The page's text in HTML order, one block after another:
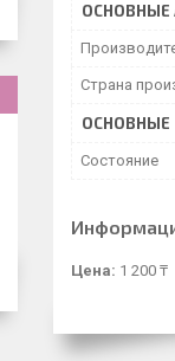
ОСНОВНЫЕ
Страна
ОСНОВНЫЕ
Состояние
Цена: 1 200 ₸